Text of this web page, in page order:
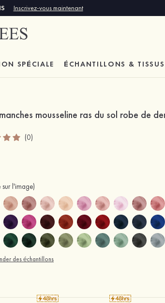
Inscrivez-vous maintenant
SPÉCIALE ÉCHANTILLONS & TISSUS
mousseline ras du sol robe de
(0)
l'image)
des échantillons